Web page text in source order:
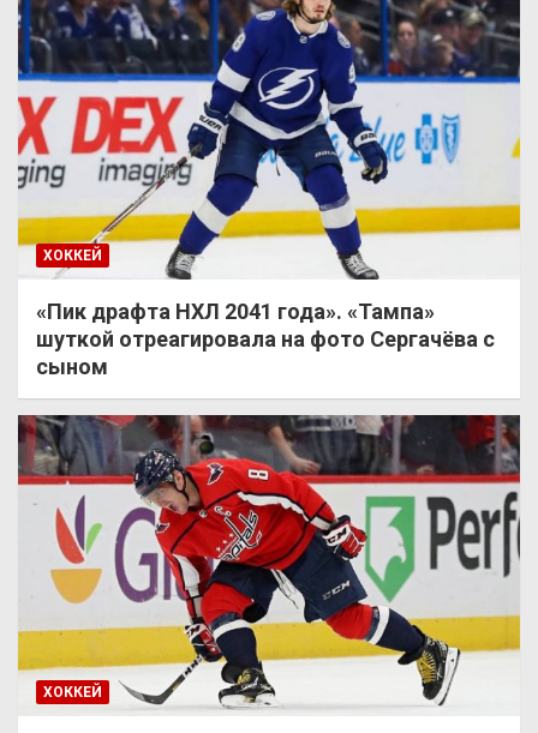
ХОККЕЙ
«Пик драфта НХЛ 2041 года». «Тампа»
шуткой отреагировала на фото Сергачёва с
сыном
ХОККЕЙ